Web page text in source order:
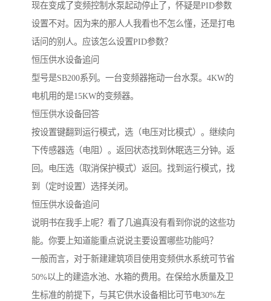
现在变成了变频控制水泵起动停止了，怀疑是PID参数
设置不对。因为来的那人人我看也不怎么懂，还是打电
话问的别人。应该怎么设置PID参数？
恒压供水设备追问
型号是SB200系列。一台变频器拖动一台水泵。4KW的
电机用的是15KW的变频器。
恒压供水设备回答
按设置键翻到运行模式，选（电压对比模式）。继续向
下传感器选（电阻）。返回状态找到休眠选三分钟。返
回。电压选（取消保护模式）返回。找到运行模式，找
到（定时设置）选择关闭。
恒压供水设备追问
说明书在我手上呢？看了几遍真没有看到你说的这些功
能。你要上知道能重点说说主要设置哪些功能吗？
一般而言，对于新建建筑项目使用变频供水系统可节省
50%以上的建造水池、水箱的费用。在保给水质量及卫
生标准的前提下，与其它供水设备相比可节电30%左